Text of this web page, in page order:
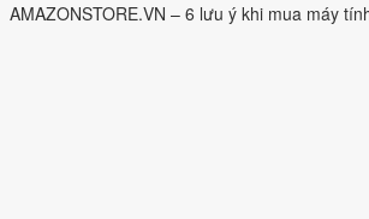
AMAZONSTORE.VN – 6 lưu ý khi mua máy